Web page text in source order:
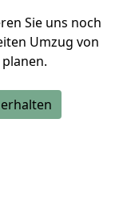
Sie uns noch
Umzug von